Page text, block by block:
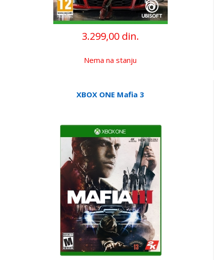
3.299,00 din.
Nema na stanju
XBOX ONE Mafia 3